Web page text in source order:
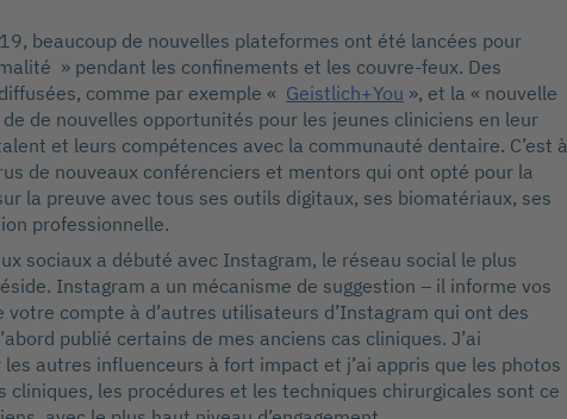
beaucoup de nouvelles plateformes ont été lancées pour
» pendant les confinements et les couvre-feux. Des
comme par exemple « Geistlich+You », et la « nouvelle
de nouvelles opportunités pour les jeunes cliniciens en leur
et leurs compétences avec la communauté dentaire. C’est à
de nouveaux conférenciers et mentors qui ont opté pour la
la preuve avec tous ses outils digitaux, ses biomatériaux, ses
professionnelle.
sociaux a débuté avec Instagram, le réseau social le plus
Instagram a un mécanisme de suggestion – il informe vos
votre compte à d’autres utilisateurs d’Instagram qui ont des
publié certains de mes anciens cas cliniques. J’ai
les autres inﬂuenceurs à fort impact et j’ai appris que les photos
cliniques, les procédures et les techniques chirurgicales sont ce